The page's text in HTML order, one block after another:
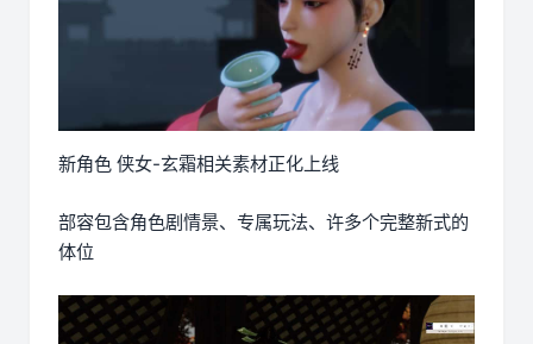
新角色 侠女-玄霜相关素材正化上线
部容包含角色剧情景、专属玩法、许多个完整新式的
体位